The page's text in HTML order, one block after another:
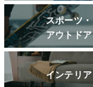
スポーツ・
アウトドア
インテリア